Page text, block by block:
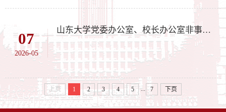
07
2026-05
山东大学党委办公室、校长办公室非事业编制人员招聘公告
上页 1 2 3 4 5 ... 7 下页